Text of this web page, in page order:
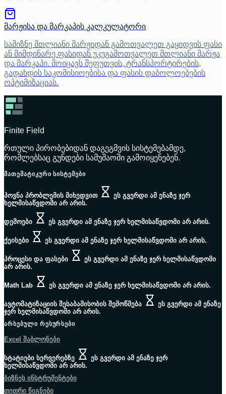
მარჟისა და მარკაპის კალკულატორი
სამიზნე მთლიანი მარჟიდან გამოთვალეთ გაყიდვის ფასი
ან მიმდინარე ფასიდან უკუგამოთვალეთ მთლიანი მარჟა
და მარკაპი. მოიცავს შეფუთვის, ტრანსპორტირების,
გადახდის საკომისიოებისა და ფასის დაბოლოებების
ოპტიმიზაციას.
Finite Field
რთული პირობებიდან დაგეგმვის სისტემებამდე,
რომლებსაც გუნდები სამუშაოში გამოიყენებენ.
ᲛᲐᲗᲔᲛᲐᲢᲘᲙᲣᲠᲘ ᲡᲘᲡᲢᲔᲛᲔᲑᲘ
პოვნა პრობლემის მიხედვით
ეს გვერდი ამ ენაზე ჯერ
ხელმისაწვდომი არ არის.
დემოები ეს გვერდი ამ ენაზე ჯერ ხელმისაწვდომი არ არის.
ქეისები ეს გვერდი ამ ენაზე ჯერ ხელმისაწვდომი არ არის.
პროცესი და ფასები
ეს გვერდი ამ ენაზე ჯერ ხელმისაწვდომი
არ არის.
Math Lab ეს გვერდი ამ ენაზე ჯერ ხელმისაწვდომი არ არის.
ავტომატიზაციის შესაბამისობის შემოწმება
ეს გვერდი ამ ენაზე
ჯერ ხელმისაწვდომი არ არის.
ᲐᲠᲡᲔᲑᲣᲚᲘ ᲠᲔᲡᲣᲠᲡᲔᲑᲘ
Excel შაბლონები
სტატიები სერვერებზე
ეს გვერდი ამ ენაზე ჯერ
ხელმისაწვდომი არ არის.
ბიზნეს ინსტრუმენტები
თეთრი წიგნები